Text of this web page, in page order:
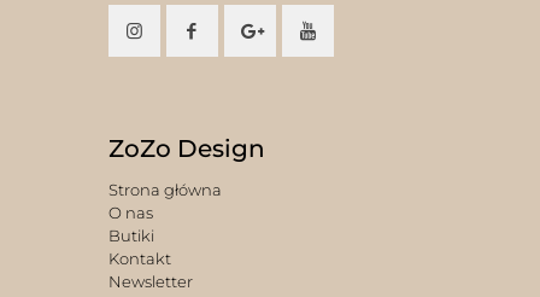
ZoZo Design
Strona główna
O nas
Butiki
Kontakt
Newsletter